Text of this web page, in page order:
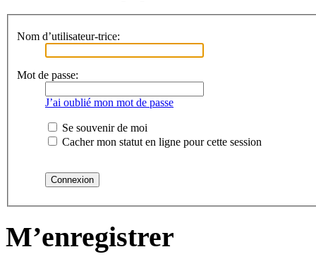
Nom d’utilisateur-trice:
Mot de passe:
J’ai oublié mon mot de passe
Se souvenir de moi
Cacher mon statut en ligne pour cette session
M’enregistrer